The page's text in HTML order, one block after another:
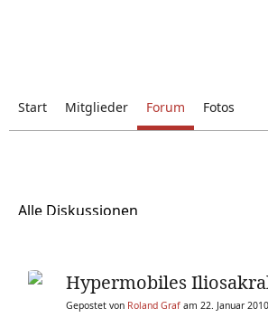
Start Mitglieder Forum Fotos
Alle Diskussionen
Hypermobiles
Gepostet von Roland Graf am 22. Januar